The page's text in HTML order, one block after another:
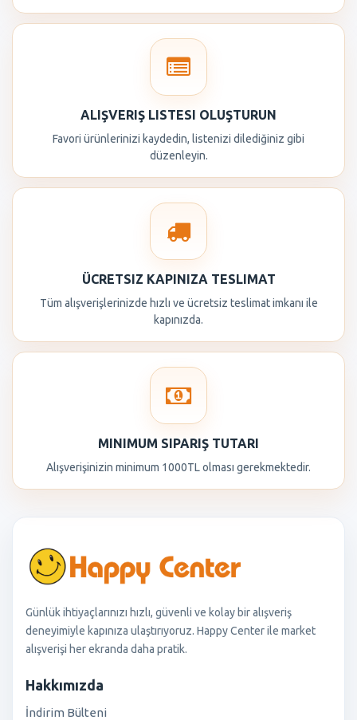
ALIŞVERIŞ LISTESI OLUŞTURUN
Favori ürünlerinizi kaydedin, listenizi dilediğiniz gibi
düzenleyin.
ÜCRETSIZ KAPINIZA TESLIMAT
Tüm alışverişlerinizde hızlı ve ücretsiz teslimat imkanı ile
kapınızda.
MINIMUM SIPARIŞ TUTARI
Alışverişinizin minimum 1000TL olması gerekmektedir.
Günlük ihtiyaçlarınızı hızlı, güvenli ve kolay bir alışveriş
deneyimiyle kapınıza ulaştırıyoruz. Happy Center ile market
alışverişi her ekranda daha pratik.
Hakkımızda
İndirim Bülteni